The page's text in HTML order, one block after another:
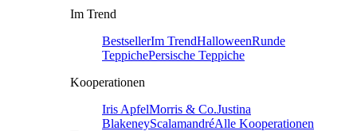
Im Trend
BestsellerIm TrendHalloweenRunde
TeppichePersische Teppiche
Kooperationen
Iris ApfelMorris & Co.Justina
BlakeneyScalamandréAlle Kooperationen